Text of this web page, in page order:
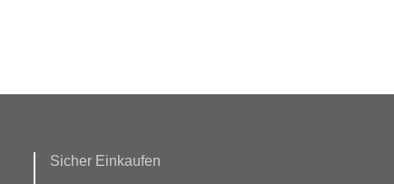
Sicher Einkaufen